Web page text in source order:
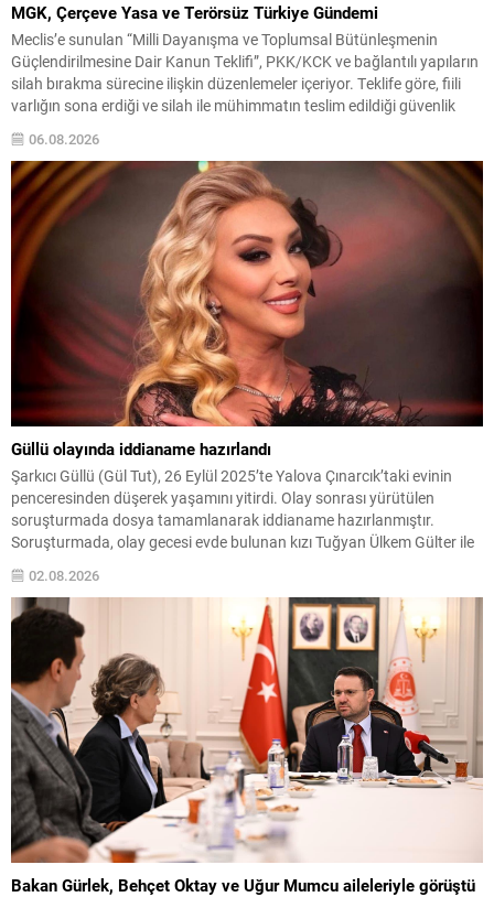
MGK, Çerçeve Yasa ve Terörsüz Türkiye Gündemi
Meclis’e sunulan “Milli Dayanışma ve Toplumsal Bütünleşmenin
Güçlendirilmesine Dair Kanun Teklifi”, PKK/KCK ve bağlantılı yapıların
silah bırakma sürecine ilişkin düzenlemeler içeriyor. Teklife göre, fiili
varlığın sona erdiği ve silah ile mühimmatın teslim edildiği güvenlik
birimlerince tespit edilecek; bu tespitin MGK kararıyla teyidi
öngörülüyor. Kanun teklifinin Meclis kaydının ardından Milli
Güvenlik...
06.08.2026
Güllü olayında iddianame hazırlandı
Şarkıcı Güllü (Gül Tut), 26 Eylül 2025’te Yalova Çınarcık’taki evinin
penceresinden düşerek yaşamını yitirdi. Olay sonrası yürütülen
soruşturmada dosya tamamlanarak iddianame hazırlanmıştır.
Soruşturmada, olay gecesi evde bulunan kızı Tuğyan Ülkem Gülter ile
geldi. İddialara göre Güllü pencereden bakarken aşağı itildi; bu
iddialar...
02.08.2026
Bakan Gürlek, Behçet Oktay ve Uğur Mumcu aileleriyle görüştü